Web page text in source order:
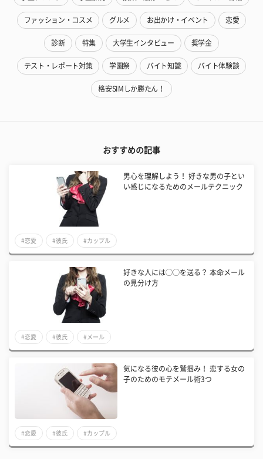
ファッション・コスメ グルメ お出かけ・イベント 恋愛
診断 特集 大学生インタビュー 奨学金
テスト・レポート対策 学園祭 バイト知識 バイト体験談
格安SIMしか勝たん！
おすすめの記事
男心を理解しよう！ 好きな男の子とい
い感じになるためのメールテクニック
#恋愛 #彼氏 #カップル
好きな人には◯◯を送る？ 本命メール
の見分け方
#恋愛 #彼氏 #メール
気になる彼の心を鷲掴み！ 恋する女の
子のためのモテメール術3つ
#恋愛 #彼氏 #カップル